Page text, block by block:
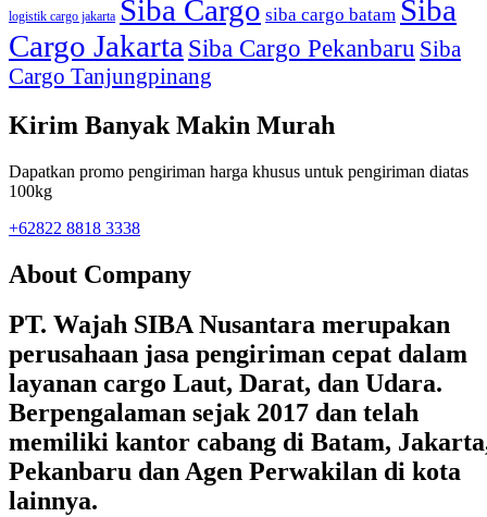
logistik cargo jakarta Siba Cargo siba cargo batam Siba
Cargo Jakarta Siba Cargo Pekanbaru Siba
Cargo Tanjungpinang
Kirim Banyak Makin Murah
Dapatkan promo pengiriman harga khusus untuk pengiriman diatas
100kg
+62822 8818 3338
About Company
PT. Wajah SIBA Nusantara merupakan
perusahaan jasa pengiriman cepat dalam
layanan cargo Laut, Darat, dan Udara.
Berpengalaman sejak 2017 dan telah
memiliki kantor cabang di Batam,
Pekanbaru dan Agen Perwakilan di kota
lainnya.